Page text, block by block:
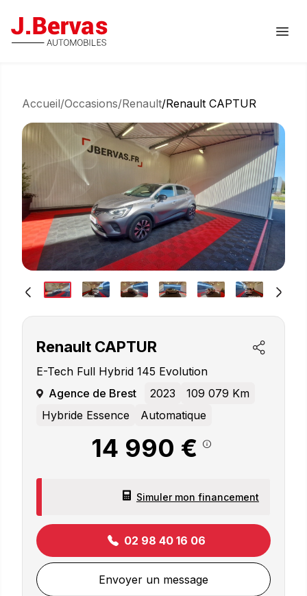
J.Bervas
Accueil/Occasions/Renault/Renault CAPTUR
Renault CAPTUR
E-Tech Full Hybrid 145 Evolution
Agence de Brest
2023
109 079 Km
Hybride Essence
Automatique
14 990 €
Simuler mon financement
02 98 40 16 06
Envoyer un message